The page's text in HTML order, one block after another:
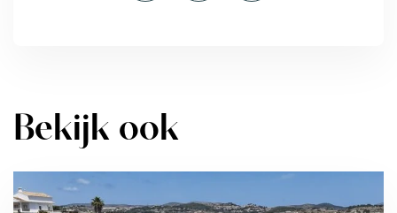
Bekijk ook